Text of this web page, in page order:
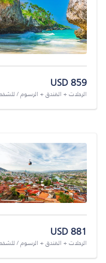
USD 859
الرحلات + الفندق + الرسوم /
USD 881
الرحلات + الفندق + الرسوم /